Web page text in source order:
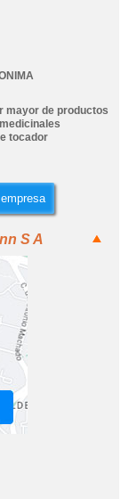
mayor de productos
tocador
S A